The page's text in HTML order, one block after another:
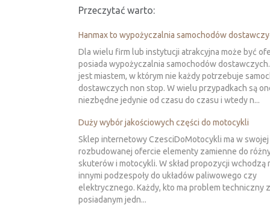
Przeczytać warto:
Hanmax to wypożyczalnia samochodów
Dla wielu firm lub instytucji atrakcyjna może być
posiada wypożyczalnia samochodów
jest miastem, w którym nie każdy potrzebuje
dostawczych non stop. W wielu przypadkach są
niezbędne jedynie od czasu do czasu i wtedy n...
Duży wybór jakościowych części do motocykli
Sklep internetowy CzesciDoMotocykli ma w swojej
rozbudowanej ofercie elementy zamienne do
skuterów i motocykli. W skład propozycji wchodzą
innymi podzespoły do układów paliwowego czy
elektrycznego. Każdy, kto ma problem techniczny z
posiadanym jedn...